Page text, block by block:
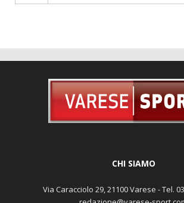
CHI SIAMO
Via Caracciolo 29, 21100 Varese - Tel.